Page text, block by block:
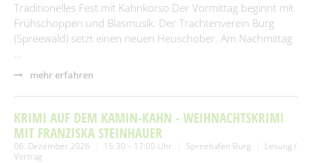
Traditionelles Fest mit Kahnkorso.Der Vormittag beginnt mit
Frühschoppen und Blasmusik. Der Trachtenverein Burg
(Spreewald) setzt einen neuen Heuschober. Am Nachmittag
…
mehr erfahren
KRIMI AUF DEM KAMIN-KAHN - WEIHNACHTSKRIMI
MIT FRANZISKA STEINHAUER
06. Dezember 2026 15:30 – 17:00 Uhr Spreehafen Burg
Lesung /
Vortrag